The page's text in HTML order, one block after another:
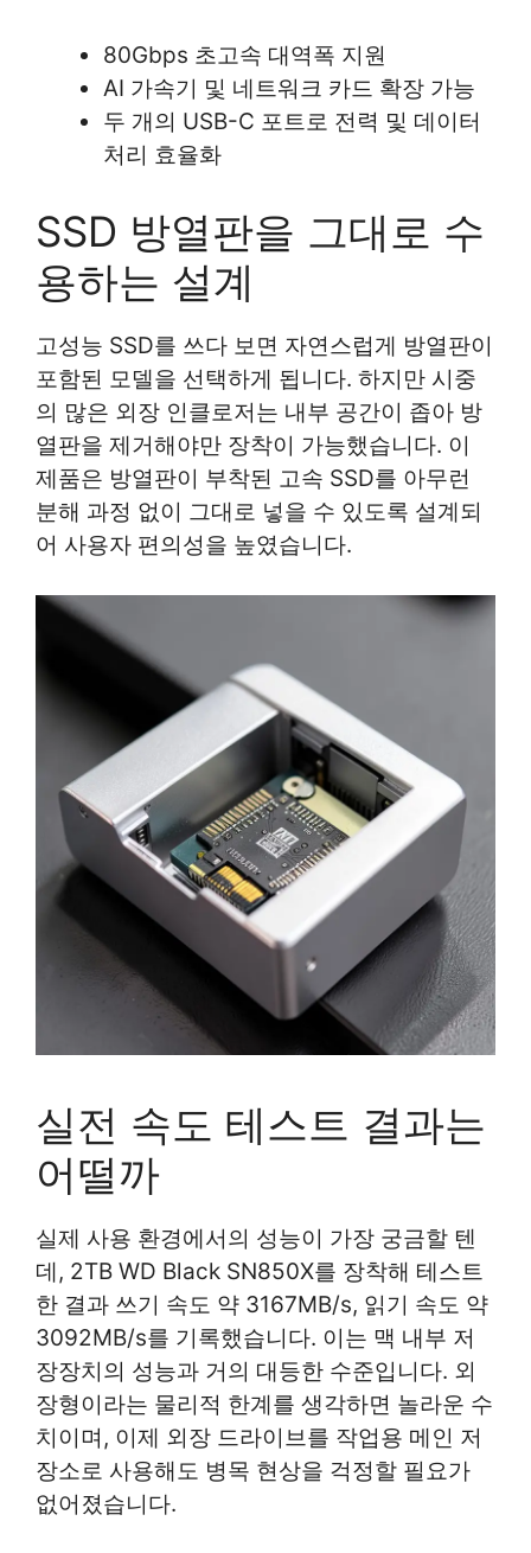
80Gbps 초고속 대역폭 지원
AI 가속기 및 네트워크 카드 확장 가능
두 개의 USB-C 포트로 전력 및 데이터
처리 효율화
SSD 방열판을 그대로 수
용하는 설계
고성능 SSD를 쓰다 보면 자연스럽게 방열판이
포함된 모델을 선택하게 됩니다. 하지만 시중
의 많은 외장 인클로저는 내부 공간이 좁아 방
열판을 제거해야만 장착이 가능했습니다. 이
제품은 방열판이 부착된 고속 SSD를 아무런
분해 과정 없이 그대로 넣을 수 있도록 설계되
어 사용자 편의성을 높였습니다.
실전 속도 테스트 결과는
어떨까
실제 사용 환경에서의 성능이 가장 궁금할 텐
데, 2TB WD Black SN850X를 장착해 테스트
한 결과 쓰기 속도 약 3167MB/s, 읽기 속도 약
3092MB/s를 기록했습니다. 이는 맥 내부 저
장장치의 성능과 거의 대등한 수준입니다. 외
장형이라는 물리적 한계를 생각하면 놀라운 수
치이며, 이제 외장 드라이브를 작업용 메인 저
장소로 사용해도 병목 현상을 걱정할 필요가
없어졌습니다.